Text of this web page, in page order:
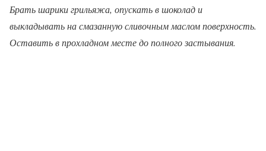
Брать шарики грильяжа, опускать в шоколад и
выкладывать на смазанную сливочным маслом поверхность.
Оставить в прохладном месте до полного застывания.